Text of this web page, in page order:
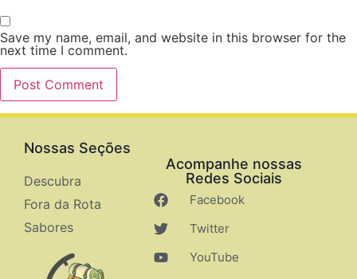
Save my name, email, and website in this browser for the
next time I comment.
Nossas Seções
Descubra
Fora da Rota
Sabores
Acompanhe nossas
Redes Sociais
Facebook
Twitter
YouTube